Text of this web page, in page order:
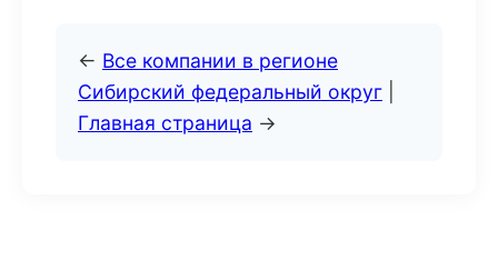
← Все компании в регионе
Сибирский федеральный округ
Главная страница →